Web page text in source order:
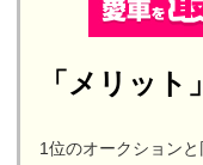
「メリット」
1位のオークション